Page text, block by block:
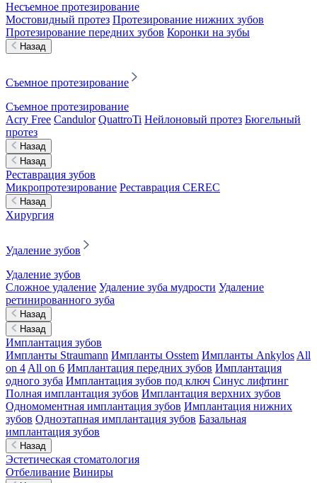
Несъемное протезирование
Мостовидный протез Протезирование нижних зубов
Протезирование передних зубов Коронки на зубы
Назад
Съемное протезирование
Съемное протезирование
Acry Free Candulor QuattroTi Нейлоновый протез Бюгельный
протез
Назад
Назад
Реставрация зубов
Микропротезирование Реставрация CEREC
Назад
Хирургия
Удаление зубов
Удаление зубов
Сложное удаление Удаление зуба мудрости Удаление
ретинированного зуба
Назад
Назад
Имплантация зубов
Импланты Straumann Импланты Osstem Импланты Ankylos All
on 4 All on 6 Имплантация передних зубов Имплантация
одного зуба Имплантация зубов под ключ Синус лифтинг
Полная имплантация зубов Имплантация верхних зубов
Одномоментная имплантация зубов Имплантация нижних
зубов Одноэтапная имплантация зубов Базальная
имплантация зубов
Назад
Эстетическая стоматология
Отбеливание Виниры